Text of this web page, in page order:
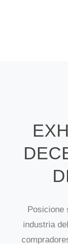
Posicione
industria